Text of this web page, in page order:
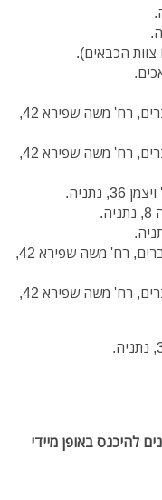
13.3 בין השעות 17:30-18:30 בית כנסת "בית מאיר", עזרת גברים, רח' משה שפירא 42,
14.3 בין השעות 08:00-10:00 בית כנסת "בית מאיר", עזרת גברים, רח' משה שפירא 42,
20.3 בין השעות 17:30- 18:30 בית כנסת "בית מאיר", עזרת גברים, רח' משה שפירא 42,
21.3 בין השעות 08:00-10:00 בית כנסת "בית מאיר", עזרת גברים, רח' משה שפירא 42,
להיכנס באופן מיידי